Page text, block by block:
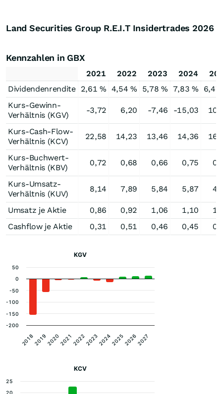
Land Securities Group R.E.I.T Insidertrades 2026
Kennzahlen in GBX
2021 2022 2023 2024
Dividendenrendite 2,61 % 4,54 % 5,78 % 7,83 %
6,47
Kurs-Gewinn-
Verhältnis (KGV)
-3,72 6,20 -7,46 -15,03
Kurs-Cash-Flow-
Verhältnis (KCV)
22,58 14,23 13,46 14,36
Kurs-Buchwert-
Verhältnis (KBV)
0,72 0,68 0,66 0,75
Kurs-Umsatz-
Verhältnis (KUV)
8,14 7,89 5,84 5,87
Umsatz je Aktie 0,86 0,92 1,06 1,10
Cashflow je Aktie
0,31 0,51 0,46 0,45
KGV
2018201920202021202220232024202520262027
-200
-150
-100
-50
0
50
KCV
20
25